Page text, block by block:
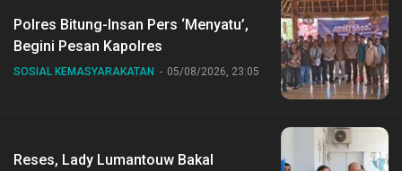
Polres Bitung-Insan Pers ‘Menyatu’,
Begini Pesan Kapolres
SOSIAL KEMASYARAKATAN 05/08/2026, 23:05
Reses, Lady Lumantouw Bakal